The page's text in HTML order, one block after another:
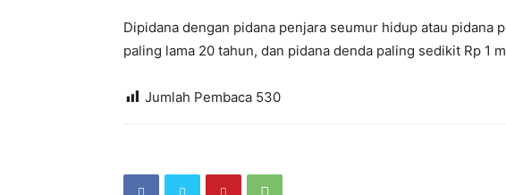
Dipidana dengan pidana penjara seumur hidup atau pidana
paling lama 20 tahun, dan pidana denda paling sedikit Rp 1
Jumlah Pembaca 530